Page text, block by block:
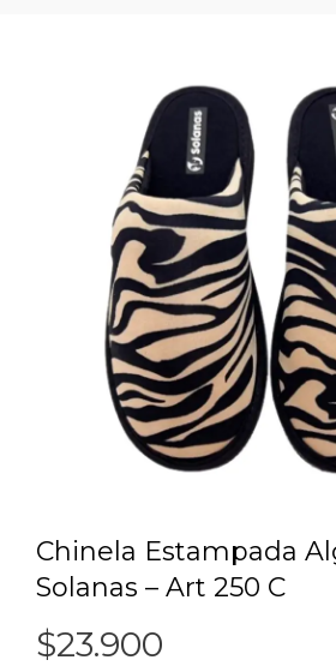
Chinela Estampada
Solanas – Art 250 C
$23.900